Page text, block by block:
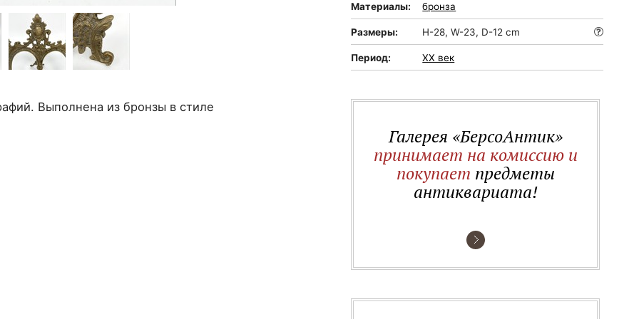
Выполнена из бронзы в стиле
Материалы: бронза
Размеры: H-28, W-23, D-12 cm
Период: XX век
Галерея «БерсоАнтик»
принимает на комиссию и
покупает предметы
антиквариата!